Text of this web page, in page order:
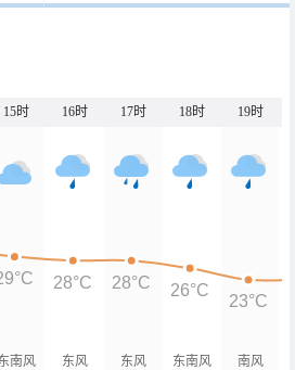
15时 16时 17时 18时 19时
南风 东风 东风 东南风 南风
28°C 28°C 26°C
23°C